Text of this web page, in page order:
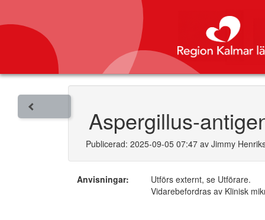
Aspergillus-
Publicerad: 2025-09-05 07:47 av Jimmy
Anvisningar:
Utförs externt, se Utförare.
Vidarebefordras av Klinisk